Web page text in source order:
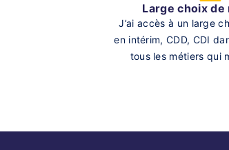
Large choix de
J’ai accès à un large
en intérim, CDD, CDI
tous les métiers qui